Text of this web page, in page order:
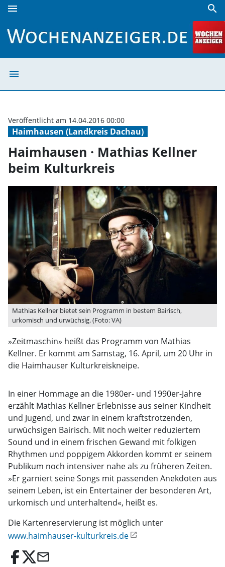
menu search
menu
Haimhausen (Landkreis Dachau)
Veröffentlicht am 14.04.2016 00:00
Haimhausen · Mathias Kellner
beim Kulturkreis
Mathias Kellner bietet sein Programm in bestem Bairisch,
urkomisch und urwüchsig. (Foto: VA)
»Zeitmaschin» heißt das Programm von Mathias
Kellner. Er kommt am Samstag, 16. April, um 20 Uhr in
die Haimhauser Kulturkreiskneipe.
In einer Hommage an die 1980er- und 1990er-Jahre
erzählt Mathias Kellner Erlebnisse aus seiner Kindheit
und Jugend, und zwar in einem kraftstrotzenden,
urwüchsigen Bairisch. Mit noch weiter reduziertem
Sound und in einem frischen Gewand mit folkigen
Rhythmen und poppigem Akkorden kommt er seinem
Publikum noch intensiver nahe als zu früheren Zeiten.
»Er garniert seine Songs mit passenden Anekdoten aus
seinem Leben, ist ein Entertainer der besonderen Art,
urkomisch und unterhaltend«, heißt es.
Die Kartenreservierung ist möglich unter
www.haimhauser-kulturkreis.de
email